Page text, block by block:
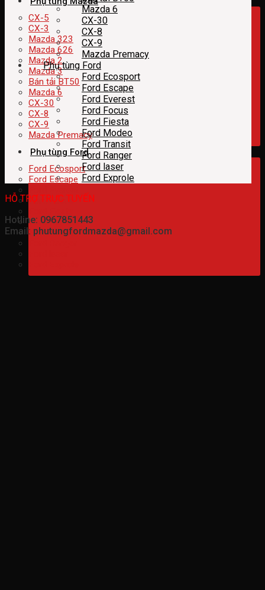
CX-5
CX-3
Mazda 323
Mazda 626
Mazda 2
Mazda 3
Bán tải BT50
Mazda 6
CX-30
CX-8
CX-9
Mazda Premacy
Phụ tùng Ford
Ford Ecosport
Ford Escape
Ford Focus
Ford Modeo
Ford Transit
Mazda 6
CX-30
CX-8
CX-9
Mazda Premacy
Phụ tùng Ford
Ford Ecosport
Ford Escape
Ford Everest
Ford Focus
Ford Fiesta
Ford Modeo
Ford Transit
Ford Ranger
Ford laser
Ford Exprole
HỖ TRỢ TRỰC TUYẾN
Hotline: 0967851443
Email: phutungfordmazda@gmail.com